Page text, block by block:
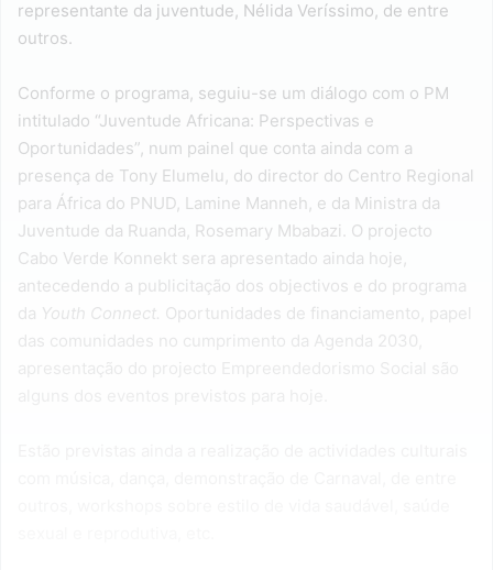
representante da juventude, Nélida Veríssimo, de entre
outros.
Conforme o programa, seguiu-se um diálogo com o PM
intitulado “Juventude Africana: Perspectivas e
Oportunidades”, num painel que conta ainda com a
presença de Tony Elumelu, do director do Centro Regional
para África do PNUD, Lamine Manneh, e da Ministra da
Juventude da Ruanda, Rosemary Mbabazi. O projecto
Cabo Verde Konnekt sera apresentado ainda hoje,
antecedendo a publicitação dos objectivos e do programa
da Youth Connect. Oportunidades de financiamento, papel
das comunidades no cumprimento da Agenda 2030,